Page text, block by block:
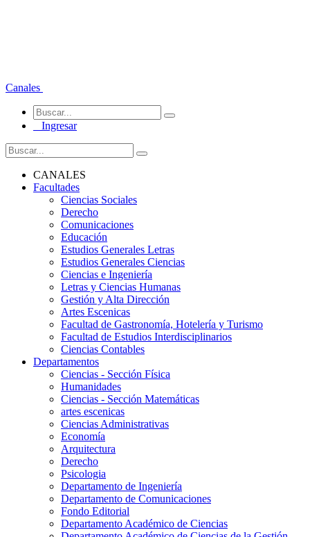
Canales
Ingresar
CANALES
Facultades
Ciencias Sociales
Derecho
Comunicaciones
Educación
Estudios Generales Letras
Estudios Generales Ciencias
Ciencias e Ingeniería
Letras y Ciencias Humanas
Gestión y Alta Dirección
Artes Escenicas
Facultad de Gastronomía, Hotelería y Turismo
Facultad de Estudios Interdisciplinarios
Ciencias Contables
Departamentos
Ciencias - Sección Física
Humanidades
Ciencias - Sección Matemáticas
artes escenicas
Ciencias Administrativas
Economía
Arquitectura
Derecho
Psicologia
Departamento de Ingeniería
Departamento de Comunicaciones
Fondo Editorial
Departamento Académico de Ciencias